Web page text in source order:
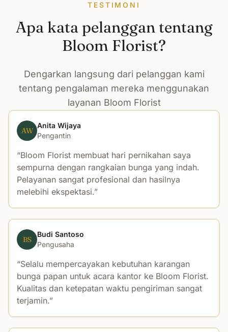
TESTIMONI
Apa kata pelanggan tentang
Bloom Florist?
Dengarkan langsung dari pelanggan kami
tentang pengalaman mereka menggunakan
layanan Bloom Florist
AW
Anita Wijaya
Pengantin
Bloom Florist membuat hari pernikahan saya
sempurna dengan rangkaian bunga yang indah.
Pelayanan sangat profesional dan hasilnya
melebihi ekspektasi.
BS
Budi Santoso
Pengusaha
Selalu mempercayakan kebutuhan karangan
bunga papan untuk acara kantor ke Bloom Florist.
Kualitas dan ketepatan waktu pengiriman sangat
terjamin.